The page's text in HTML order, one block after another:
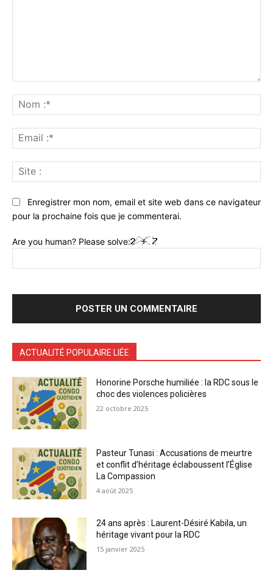
:*
:*
:
Enregistrer mon nom, email et site web dans ce navigateur
pour la prochaine fois que je commenterai.
Are you human? Please solve:
ACTUALITÉ POPULAIRE LIÉE
Honorine Porsche humiliée : la RDC sous le
choc des violences policières
22 octobre 2025
Pasteur Tunasi : Accusations de meurtre
et conflit d’héritage éclaboussent l’Église
La Compassion
4 août 2025
24 ans après : Laurent-Désiré Kabila, un
héritage vivant pour la RDC
15 janvier 2025